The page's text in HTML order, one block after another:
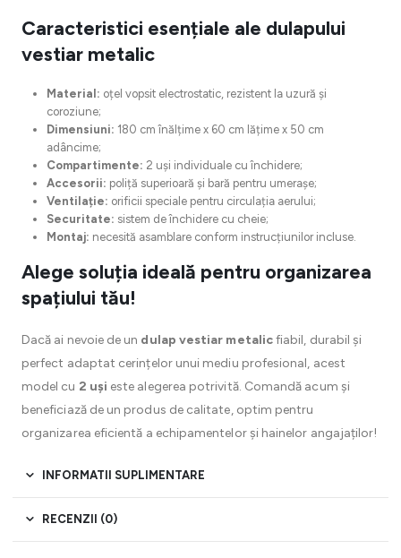
Caracteristici esențiale ale dulapului
vestiar metalic
Material: oțel vopsit electrostatic, rezistent la uzură și
coroziune;
Dimensiuni: 180 cm înălțime x 60 cm lățime x 50 cm
adâncime;
Compartimente: 2 uși individuale cu închidere;
Accesorii: poliță superioară și bară pentru umerașe;
Ventilație: orificii speciale pentru circulația aerului;
Securitate: sistem de închidere cu cheie;
Montaj: necesită asamblare conform instrucțiunilor incluse.
Alege soluția ideală pentru organizarea
spațiului tău!
Dacă ai nevoie de un dulap vestiar metalicfiabil, durabil și
perfect adaptat cerințelor unui mediu profesional, acest
model cu 2 uși este alegerea potrivită. Comandă acum și
beneficiază de un produs de calitate, optim pentru
organizarea eficientă a echipamentelor și hainelor angajaților!
INFORMATII SUPLIMENTARE
RECENZII (0)